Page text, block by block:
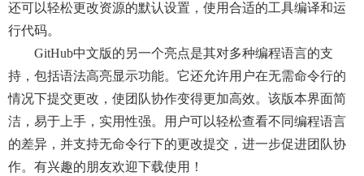
还可以轻松更改资源的默认设置，使用合适的工具编译和运
行代码。
GitHub中文版的另一个亮点是其对多种编程语言的支
持，包括语法高亮显示功能。它还允许用户在无需命令行的
情况下提交更改，使团队协作变得更加高效。该版本界面简
洁，易于上手，实用性强。用户可以轻松查看不同编程语言
的差异，并支持无命令行下的更改提交，进一步促进团队协
作。有兴趣的朋友欢迎下载使用！